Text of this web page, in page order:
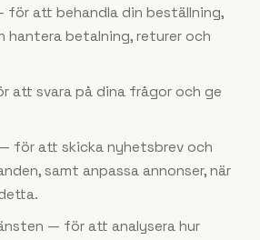
för att behandla din beställning,
hantera betalning, returer och
att svara på dina frågor och ge
för att skicka nyhetsbrev och
samt anpassa annonser, när
— för att analysera hur